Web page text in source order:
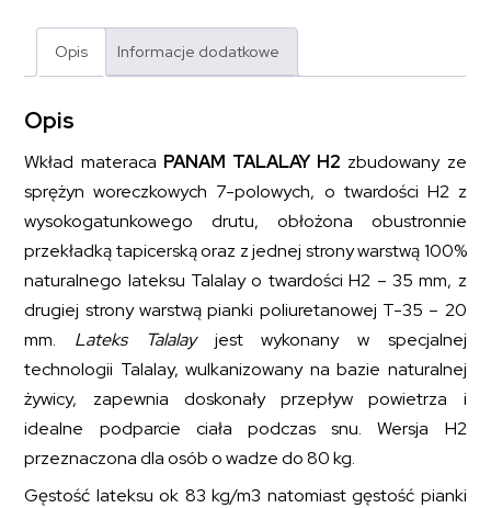
PANAM
120x200
Opis Informacje dodatkowe
Opis
Wkład materaca PANAM TALALAY H2 zbudowany ze
sprężyn woreczkowych 7-polowych, o twardości H2 z
wysokogatunkowego drutu, obłożona obustronnie
przekładką tapicerską oraz z jednej strony warstwą 100%
naturalnego lateksu Talalay o twardości H2 – 35 mm, z
drugiej strony warstwą pianki poliuretanowej T-35 – 20
mm. Lateks Talalayjest wykonany w specjalnej
technologii Talalay, wulkanizowany na bazie naturalnej
żywicy, zapewnia doskonały przepływ powietrza i
idealne podparcie ciała podczas snu. Wersja H2
przeznaczona dla osób o wadze do 80 kg.
Gęstość lateksu ok 83 kg/m3 natomiast gęstość pianki